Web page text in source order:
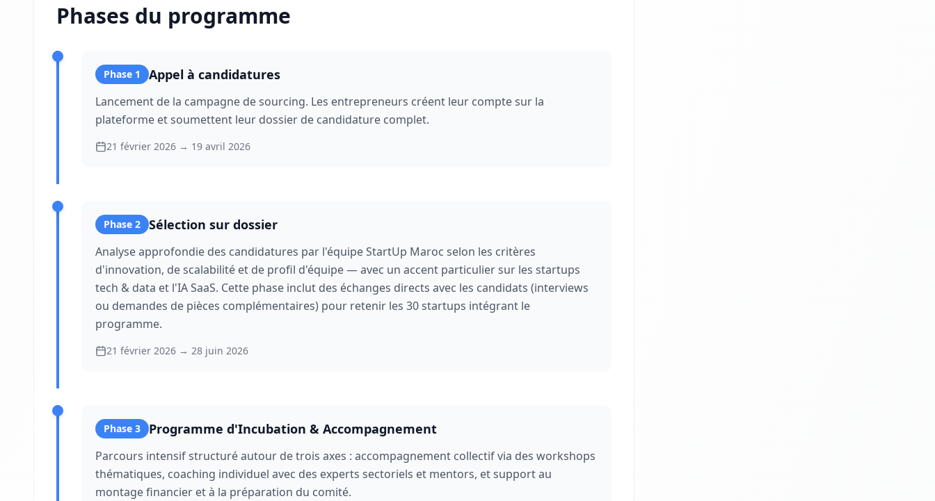
Phases du programme
Phase 1 Appel à candidatures
Lancement de la campagne de sourcing. Les entrepreneurs créent leur compte sur la
plateforme et soumettent leur dossier de candidature complet.
21 février 2026 → 19 avril 2026
Phase 2 Sélection sur dossier
Analyse approfondie des candidatures par l'équipe StartUp Maroc selon les critères
d'innovation, de scalabilité et de profil d'équipe — avec un accent particulier sur les startups
tech & data et l'IA SaaS. Cette phase inclut des échanges directs avec les candidats (interviews
ou demandes de pièces complémentaires) pour retenir les 30 startups intégrant le
programme.
21 février 2026 → 28 juin 2026
Phase 3 Programme d'Incubation & Accompagnement
Parcours intensif structuré autour de trois axes : accompagnement collectif via des workshops
thématiques, coaching individuel avec des experts sectoriels et mentors, et support au
montage financier et à la préparation du comité.